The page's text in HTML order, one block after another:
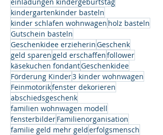
kindergartenkinder basteln
kinder schlafen wohnwagen holz basteln
Gutschein basteln
Geschenkidee erzieherinGeschenk
geld sparengeld erschaffenfollower
käsekuchen fondantGeschenkidee
Förderung Kinder3 kinder wohnwagen
Feinmotorikfenster dekorieren
abschiedsgeschenk
familien wohnwagen modell
fensterbilderFamilienorganisation
familie geld mehr gelderfolgsmensch